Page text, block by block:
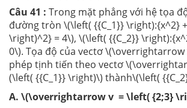
Câu 41 : Trong mặt phẳng với hệ tọa
đường tròn \(\left( {{C_1}} \right):{x^2}
\right)^2} = 4\), \(\left( {{C_2}}
0\). Tọa độ của vectơ \(\overrightarrow
phép tịnh tiến theo vectơ
(\left( {{C_1}} \right)\) thành\(\left(
A. \(\overrightarrow v = \left( {2;3}